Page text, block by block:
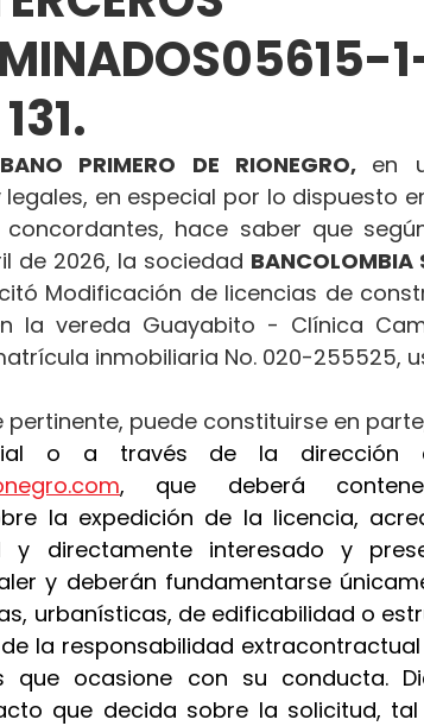
PRIMERO DE RIONEGRO, en
en especial por lo dispuesto
hace saber que
de 2026, la sociedad BANCOLOMBIA
Modificación de licencias de
la vereda Guayabito - Clínica
inmobiliaria No. 020-255525,
pertinente, puede constituirse en
, que deberá
la expedición de la licencia,
y directamente interesado y
y deberán fundamentarse
urbanísticas, de edificabilidad o
la responsabilidad
que ocasione con su conducta.
que decida sobre la solicitud,